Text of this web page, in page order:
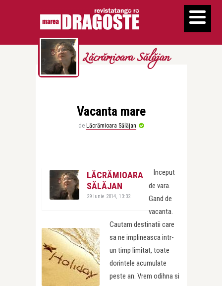
Lăcrămioara Sălăjan
Vacanta mare
de Lăcrămioara Sălăjan
LĂCRĂMIOARA
SĂLĂJAN
29 iunie 2014, 13:32
Inceput
de vara.
Gand de
vacanta.
Cautam destinatii care
sa ne implineasca intr-
un timp limitat, toate
dorintele acumulate
peste an. Vrem odihna si